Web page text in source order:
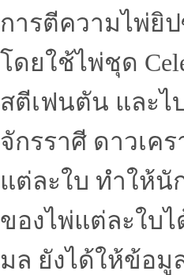
การตีความไพ่ยิ
โดยใช้ไพ่ชุด
สตีเฟนตัน และ
จักรราศี ดาวเค
แต่ละใบ ทำให้นั
ของไพ่แต่ละใบไ
มล ยังได้ให้ข้อมู